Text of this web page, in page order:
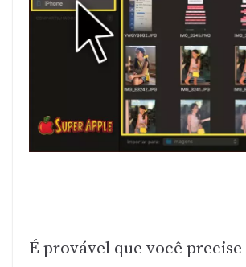
É provável que você precise